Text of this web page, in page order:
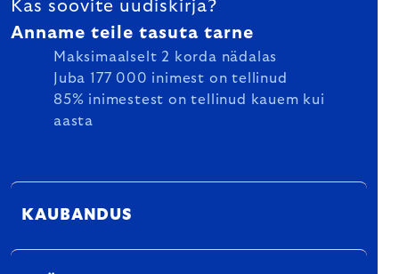
Kas soovite uudiskirja?
Anname teile tasuta tarne
Maksimaalselt 2 korda nädalas
Juba 177 000 inimest on tellinud
85% inimestest on tellinud kauem kui
aasta
KAUBANDUS